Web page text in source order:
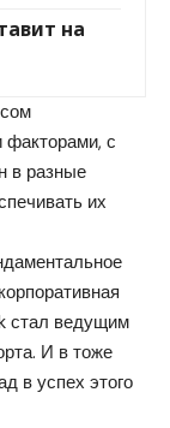
на
факторами, с
в разные
их
стал ведущим
И в тоже
в успех этого